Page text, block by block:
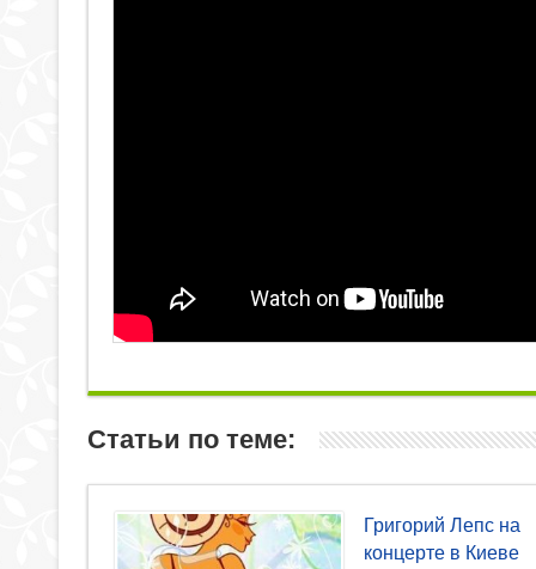
Статьи по теме:
Григорий Лепс на
концерте в Киеве